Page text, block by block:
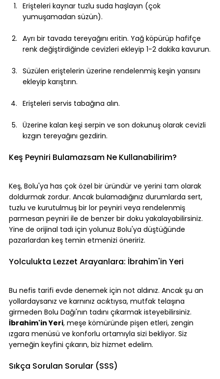
Erişteleri kaynar tuzlu suda haşlayın (çok
yumuşamadan süzün).
Ayrı bir tavada tereyağını eritin. Yağ köpürüp hafifçe
renk değiştirdiğinde cevizleri ekleyip 1-2 dakika kavurun.
Süzülen eriştelerin üzerine rendelenmiş keşin yarısını
ekleyip karıştırın.
Erişteleri servis tabağına alın.
Üzerine kalan keşi serpin ve son dokunuş olarak cevizli
kızgın tereyağını gezdirin.
Keş Peyniri Bulamazsam Ne Kullanabilirim?
Keş, Bolu'ya has çok özel bir üründür ve yerini tam olarak
doldurmak zordur. Ancak bulamadığınız durumlarda sert,
tuzlu ve kurutulmuş bir lor peyniri veya rendelenmiş
parmesan peyniri ile de benzer bir doku yakalayabilirsiniz.
Yine de orijinal tadı için yolunuz Bolu'ya düştüğünde
pazarlardan keş temin etmenizi öneririz.
Yolculukta Lezzet Arayanlara: İbrahim'in Yeri
Bu nefis tarifi evde denemek için not aldınız. Ancak şu an
yollardaysanız ve karnınız acıktıysa, mutfak telaşına
girmeden Bolu Dağı'nın tadını çıkarmak isteyebilirsiniz.
İbrahim'in Yeri, meşe kömüründe pişen etleri, zengin
ızgara menüsü ve konforlu ortamıyla sizi bekliyor. Siz
yemeğin keyfini çıkarın, biz hizmet edelim.
Sıkça Sorulan Sorular (SSS)